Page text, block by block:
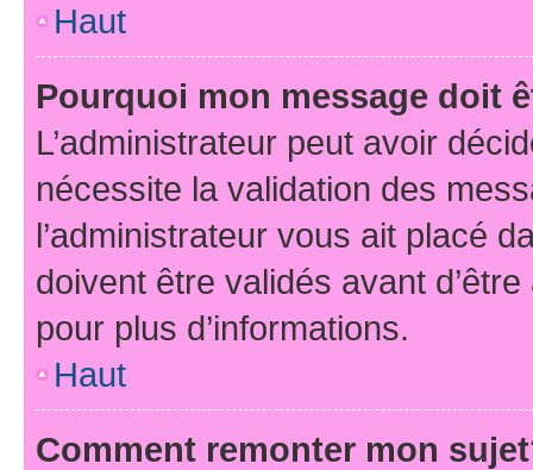
Haut
Pourquoi mon message doit
L’administrateur peut avoir
nécessite la validation des
l’administrateur vous ait placé
doivent être validés avant
pour plus d’informations.
Haut
Comment remonter mon